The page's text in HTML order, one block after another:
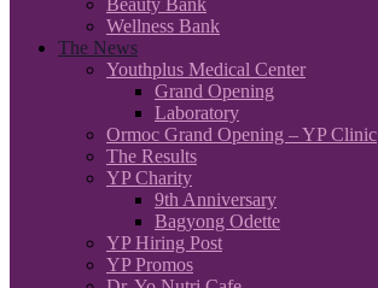
Wellness Bank
The News
Youthplus Medical Center
Grand Opening
Laboratory
Ormoc Grand Opening – YP Clinic
The Results
YP Charity
9th Anniversary
Bagyong Odette
YP Hiring Post
YP Promos